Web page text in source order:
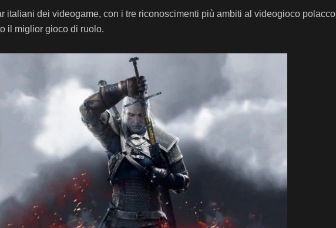
italiani dei videogame, con i tre riconoscimenti più ambiti al videogioco polacco
il miglior gioco di ruolo.